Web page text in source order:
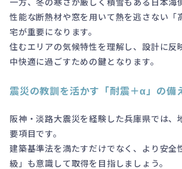
性能な断熱材や窓を用いて熱を逃さない「
宅が重要になります。
住むエリアの気候特性を理解し、設計に反
中快適に過ごすための鍵となります。
震災の教訓を活かす「耐震＋α」の備
阪神・淡路大震災を経験した兵庫県では、
要項目です。
建築基準法を満たすだけでなく、より安全
級」も意識して取得を目指しましょう。